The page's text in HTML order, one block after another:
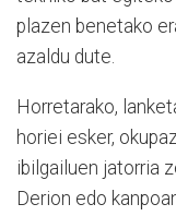
plazen benetako
azaldu dute.
Horretarako,
horiei esker,
ibilgailuen jatorria
Derion edo